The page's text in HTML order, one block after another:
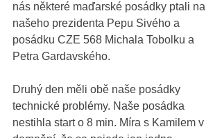
nás některé maďarské posádky ptali na
našeho prezidenta Pepu Sivého a
posádku CZE 568 Michala Tobolku a
Petra Gardavského.
Druhý den měli obě naše posádky
technické problémy. Naše posádka
nestihla start o 8 min. Míra s Kamilem v